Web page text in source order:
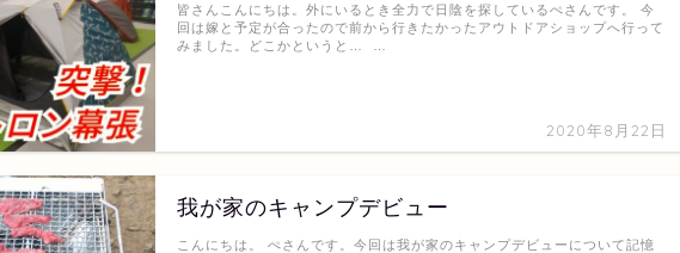
2020年8月22日
皆さんこんにちは。外にいるとき全力で日陰を探しているぺさんです。 今
回は嫁と予定が合ったので前から行きたかったアウトドアショップへ行って
みました。どこかというと… …
我が家のキャンプデビュー
こんにちは。 ぺさんです。今回は我が家のキャンプデビューについて記憶